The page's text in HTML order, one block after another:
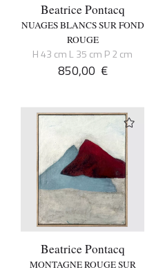
Beatrice Pontacq
NUAGES BLANCS SUR FOND
ROUGE
H 43 cm L 35 cm P 2 cm
850,00 €
Beatrice Pontacq
MONTAGNE ROUGE SUR